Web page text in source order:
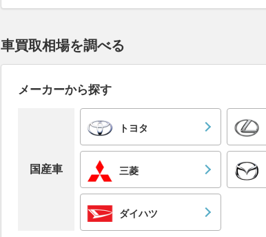
車買取相場を調べる
メーカーから探す
国産車
トヨタ
三菱
ダイハツ